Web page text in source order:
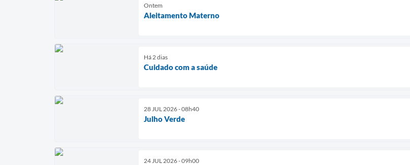
Ontem
Aleitamento Materno
Há 2 dias
Cuidado com a saúde
28 JUL 2026 - 08h40
Julho Verde
24 JUL 2026 - 09h00